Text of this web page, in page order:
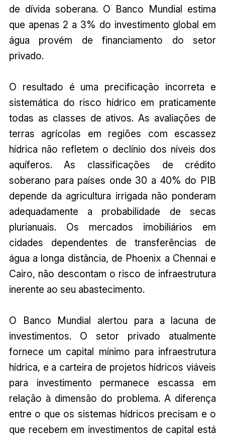
de dívida soberana. O Banco Mundial estima
que apenas 2 a 3% do investimento global em
água provém de financiamento do setor
privado.
O resultado é uma precificação incorreta e
sistemática do risco hídrico em praticamente
todas as classes de ativos. As avaliações de
terras agrícolas em regiões com escassez
hídrica não refletem o declínio dos níveis dos
aquíferos. As classificações de crédito
soberano para países onde 30 a 40% do PIB
depende da agricultura irrigada não ponderam
adequadamente a probabilidade de secas
plurianuais. Os mercados imobiliários em
cidades dependentes de transferências de
água a longa distância, de Phoenix a Chennai e
Cairo, não descontam o risco de infraestrutura
inerente ao seu abastecimento.
O Banco Mundial alertou para a lacuna de
investimentos. O setor privado atualmente
fornece um capital mínimo para infraestrutura
hídrica, e a carteira de projetos hídricos viáveis
para investimento permanece escassa em
relação à dimensão do problema. A diferença
entre o que os sistemas hídricos precisam e o
que recebem em investimentos de capital está